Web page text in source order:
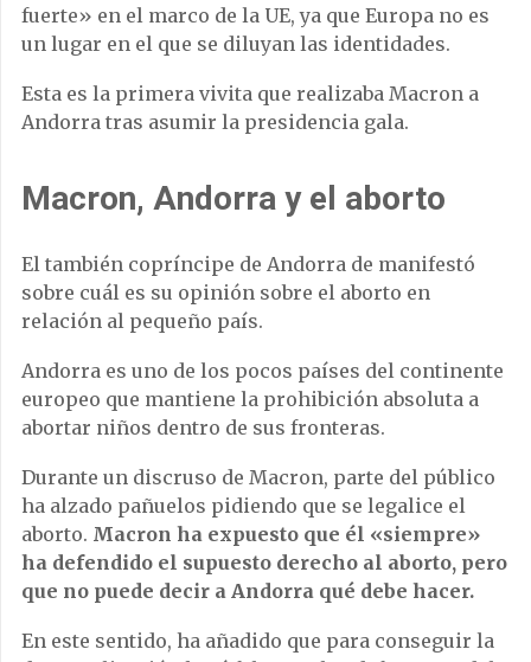
fuerte» en el marco de la UE, ya que Europa no es
un lugar en el que se diluyan las identidades.
Esta es la primera vivita que realizaba Macron a
Andorra tras asumir la presidencia gala.
Macron, Andorra y el aborto
El también copríncipe de Andorra de manifestó
sobre cuál es su opinión sobre el aborto en
relación al pequeño país.
Andorra es uno de los pocos países del continente
europeo que mantiene la prohibición absoluta a
abortar niños dentro de sus fronteras.
Durante un discruso de Macron, parte del público
ha alzado pañuelos pidiendo que se legalice el
aborto. Macron ha expuesto que él «siempre»
ha defendido el supuesto derecho al aborto, pero
que no puede decir a Andorra qué debe hacer.
En este sentido, ha añadido que para conseguir la